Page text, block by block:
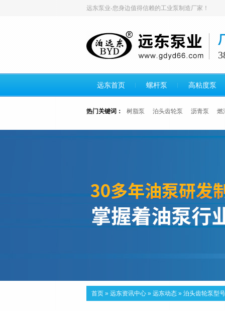
远东泵业-您身边值得信赖的工业泵制造厂家！
远东首页 螺杆泵 高粘度泵
热门关键词： 树脂泵 泊头齿轮泵 沥青泵 燃
首页 » 远东资讯中心 » 远东动态 » 泊头齿轮泵型